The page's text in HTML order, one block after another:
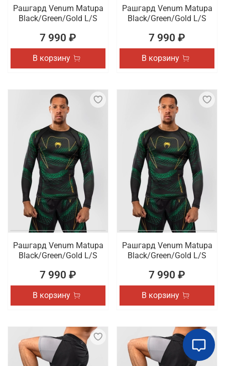
Рашгард Venum Matupa
Black/Green/Gold L/S
7 990 ₽
В корзину
Рашгард Venum Matupa
Black/Green/Gold L/S
7 990 ₽
В корзину
Рашгард Venum Matupa
Black/Green/Gold L/S
7 990 ₽
В корзину
Рашгард Venum Matupa
Black/Green/Gold L/S
7 990 ₽
В корзину